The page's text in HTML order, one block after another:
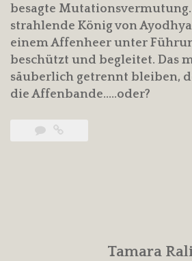
besagte Mutationsvermutung.
strahlende König von
einem Affenheer unter
beschützt und begleitet. Das
säuberlich getrennt bleiben,
die Affenbande…..oder?
Tamara